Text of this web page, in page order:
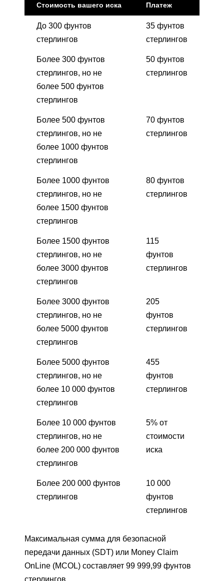
Стоимость вашего иска Платеж
До 300 фунтов
стерлингов
35 фунтов
стерлингов
Более 300 фунтов
стерлингов, но не
более 500 фунтов
стерлингов
50 фунтов
стерлингов
Более 500 фунтов
стерлингов, но не
более 1000 фунтов
стерлингов
70 фунтов
стерлингов
Более 1000 фунтов
стерлингов, но не
более 1500 фунтов
стерлингов
80 фунтов
стерлингов
Более 1500 фунтов
стерлингов, но не
более 3000 фунтов
стерлингов
115
фунтов
стерлингов
Более 3000 фунтов
стерлингов, но не
более 5000 фунтов
стерлингов
205
фунтов
стерлингов
Более 5000 фунтов
стерлингов, но не
более 10 000 фунтов
стерлингов
455
фунтов
стерлингов
Более 10 000 фунтов
стерлингов, но не
более 200 000 фунтов
стерлингов
5% от
стоимости
иска
Более 200 000 фунтов
стерлингов
10 000
фунтов
стерлингов
Максимальная сумма для безопасной
передачи данных (SDT) или Money Claim
OnLine (MCOL) составляет 99 999,99 фунтов
стерлингов.